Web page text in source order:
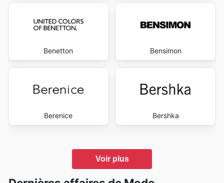
Benetton Bensimon
Berenice Bershka
Voir plus